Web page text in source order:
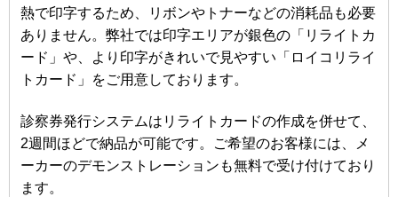
熱で印字するため、リボンやトナーなどの消耗品も必要
ありません。弊社では印字エリアが銀色の「リライトカ
ード」や、より印字がきれいで見やすい「ロイコリライ
トカード」をご用意しております。
診察券発行システムはリライトカードの作成を併せて、
2週間ほどで納品が可能です。ご希望のお客様には、メ
ーカーのデモンストレーションも無料で受け付けており
ます。